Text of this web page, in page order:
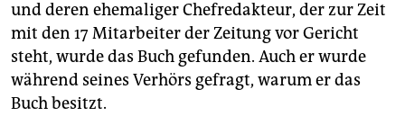
und deren ehemaliger Chefredakteur, der zur Zeit
mit den 17 Mitarbeiter der Zeitung vor Gericht
steht, wurde das Buch gefunden. Auch er wurde
während seines Verhörs gefragt, warum er das
Buch besitzt.